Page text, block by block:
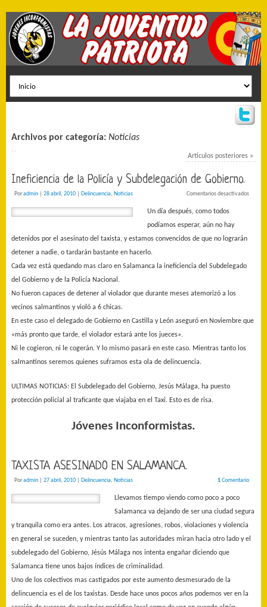
Archivos por categoría: Noticias
Artículos posteriores »
Ineficiencia de la Policía y Subdelegación de Gobierno.
Poradmin 28 abril, 2010 Delincuencia, Noticias Comentarios desactivados
Un día después, como todos
podíamos esperar, aún no hay
detenidos por el asesinato del taxista, y estamos convencidos de que no lograrán
detener a nadie, o tardarán bastante en hacerlo.
Cada vez está quedando mas claro en Salamanca la ineficiencia del Subdelegado
del Gobierno y de la Policía Nacional.
No fueron capaces de detener al violador que durante meses atemorizó a los
vecinos salmantinos y violó a 6 chicas.
En este caso el delegado de Gobierno en Castilla y León aseguró en Noviembre que
«más pronto que tarde, el violador estará ante los jueces».
Ni le cogieron, ni le cogerán. Y lo mismo pasará en este caso. Mientras tanto los
salmantinos seremos quienes suframos esta ola de delincuencia.
ULTIMAS NOTICIAS: El Subdelegado del Gobierno, Jesús Málaga, ha puesto
protección policial al traficante que viajaba en el Taxi. Esto es de risa.
Jóvenes Inconformistas.
TAXISTA ASESINADO EN SALAMANCA.
Poradmin 27 abril, 2010 Delincuencia, Noticias 1Comentario
Llevamos tiempo viendo como poco a poco
Salamanca va dejando de ser una ciudad segura
y tranquila como era antes. Los atracos, agresiones, robos, violaciones y violencia
en general se suceden, y mientras tanto las autoridades miran hacia otro lado y el
subdelegado del Gobierno, Jésús Málaga nos intenta engañar diciendo que
Salamanca tiene unos bajos índices de criminalidad.
Uno de los colectivos mas castigados por este aumento desmesurado de la
delincuencia es el de los taxistas. Desde hace unos pocos años podemos ver en la